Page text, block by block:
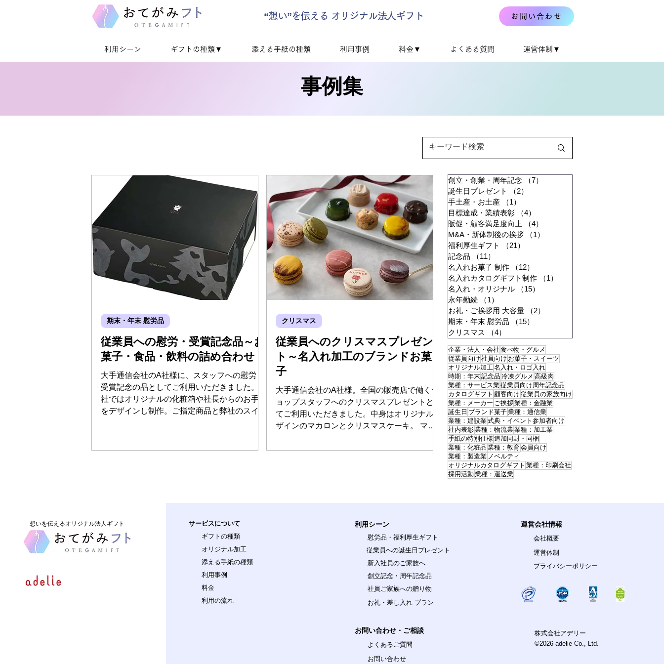
“想い”を伝える オリジナル法人ギフト お問い合わせ
利用シーン ギフトの種類▼ 添える手紙の種類 利用事例 料金▼ よくある質問 運営体制▼
事例集
従業員への慰労・受賞記念品～お
菓子・食品・飲料の詰め合わせ
大手通信会社のA社様に、スタッフへの慰労・
受賞記念の品としてご利用いただきました。弊
社ではオリジナルの化粧箱や社長からのお手紙
をデザインし制作。ご指定商品と弊社のスイー
期末・年末 慰労品
従業員へのクリスマスプレゼン
ト～名入れ加工のブランドお菓
子
大手通信会社のA社様。全国の販売店で働くシ
ョップスタッフへのクリスマスプレゼントとし
てご利用いただきました。中身はオリジナルデ
ザインのマカロンとクリスマスケーキ。 マカ
高級品。 表面にA社様の専用デザインを可食プ
クリスマス
創立・創業・周年記念 （7）
誕生日プレゼント
（2）
手土産・お土産
（1）
目標達成・業績表彰
（4）
販促・顧客満足度向上
（4）
M&A・新体制後の挨拶
（1）
福利厚生ギフト
（21）
記念品
（11）
名入れお菓子 制作
（12）
名入れカタログギフト制作
（1）
名入れ・オリジナル
（15）
永年勤続
（1）
お礼・ご挨拶用 大容量
（2）
期末・年末 慰労品
（15）
クリスマス
（4）
企業・法人・会社 食べ物・グルメ
従業員向け 社員向け お菓子・スイーツ
オリジナル加工名入れ・ロゴ入れ
時期：年末記念品 冷凍グルメ 高級肉
業種：サービス業従業員向け周年記念品
カタログギフト 顧客向け 従業員の家族向け
業種：メーカー ご挨拶業種：金融業
誕生日 ブランド菓子業種：通信業
業種：建設業式典・イベント参加者向け
社内表彰業種：物流業業種：加工業
手紙の特別仕様 追加同封・同梱
業種：化粧品 業種：教育会員向け
業種：製造業 ノベルティ
オリジナルカタログギフト 業種：印刷会社
採用活動業種：運送業
​想いを伝えるオリジナル法人ギフト
サービスについて
ギフトの種類
オリジナル加工
添える手紙の種類
利用事例
料金
利用の流れ
利用シーン
慰労品・福利厚生ギフト
従業員への誕生日プレゼント
新入社員のご家族へ
創立記念・周年記念品
社員ご家族への贈り物
お礼・差し入れ プラン
お問い合わせ・ご相談
よくあるご質問
お問い合わせ
運営会社情報
会社概要
運営体制
プライバシーポリシー
株式会社アデリー
©2026 adelie Co., Ltd.